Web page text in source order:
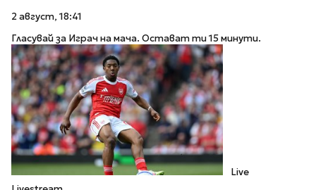
2 август, 18:41
Гласувай за Играч на мача. Остават ти 15 минути.
Live